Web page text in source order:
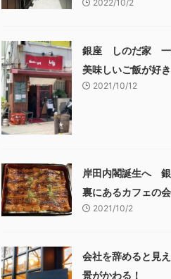
2022/10/2
銀座 しのだ家 一
美味しいご飯が好き
2021/10/12
岸田内閣誕生へ
裏にあるカフェの
2021/10/2
会社を辞めると見
景がかわる！